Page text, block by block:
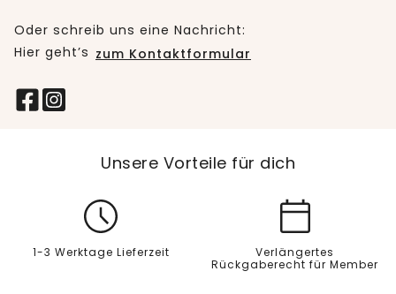
Oder schreib uns eine Nachricht:
Hier geht’s zum Kontaktformular
Unsere Vorteile für dich
1-3 Werktage Lieferzeit
Verlängertes
Rückgaberecht für Member